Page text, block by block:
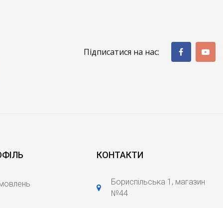
Підписатися на нас:
КОНТАКТИ
Бориспільська 1, магазин
№44